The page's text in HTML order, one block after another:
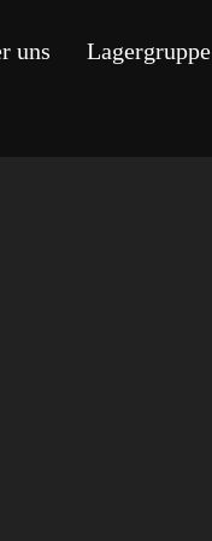
uns Lagergruppe